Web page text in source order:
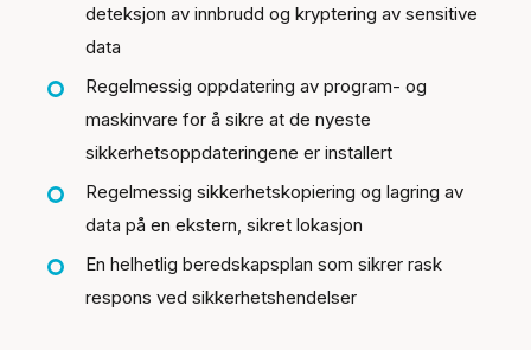
deteksjon av innbrudd og kryptering av sensitive
data
Regelmessig oppdatering av program- og
maskinvare for å sikre at de nyeste
sikkerhetsoppdateringene er installert
Regelmessig sikkerhetskopiering og lagring av
data på en ekstern, sikret lokasjon
En helhetlig beredskapsplan som sikrer rask
respons ved sikkerhetshendelser